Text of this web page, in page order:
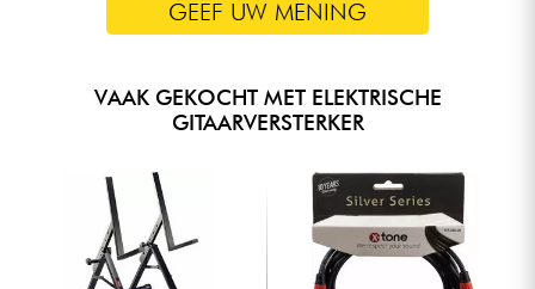
GEEF UW MENING
VAAK GEKOCHT MET ELEKTRISCHE
GITAARVERSTERKER